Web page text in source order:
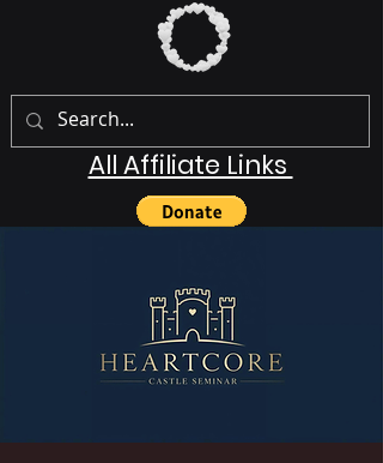
All Affiliate Links